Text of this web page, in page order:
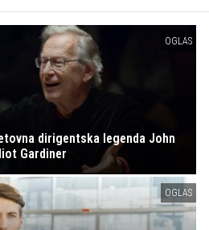
OGLAS
dirigentska legenda John
Gardiner
OGLAS